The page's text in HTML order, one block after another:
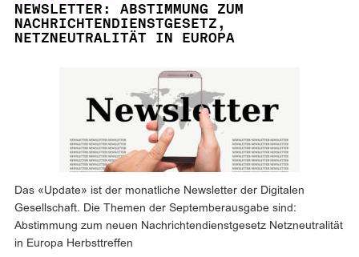
NEWSLETTER: ABSTIMMUNG ZUM
NACHRICHTENDIENSTGESETZ,
NETZNEUTRALITÄT IN EUROPA
Das «Update» ist der monatliche Newsletter der Digitalen
Gesellschaft. Die Themen der Septemberausgabe sind:
Abstimmung zum neuen Nachrichtendienstgesetz Netzneutralität
in Europa Herbsttreffen